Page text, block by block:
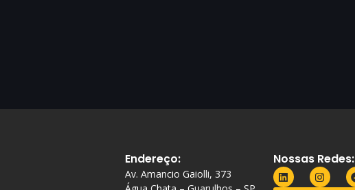
Endereço:
Av. Amancio Gaiolli, 373
Nossas Redes: